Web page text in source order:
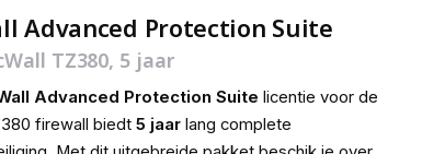
Advanced Protection Suite
TZ380, 5 jaar
Advanced Protection Suite licentie voor de
firewall biedt 5 jaar lang complete